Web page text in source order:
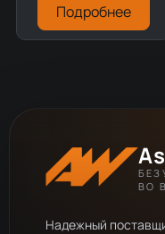
Подробнее
ВО
Надежный